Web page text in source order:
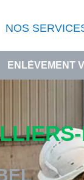
NOS
VÉHICULE